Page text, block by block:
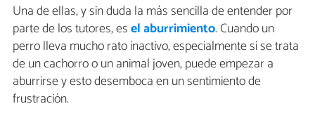
Una de ellas, y sin duda la más sencilla de entender por
parte de los tutores, esel aburrimiento. Cuando un
perro lleva mucho rato inactivo, especialmente si se trata
de un cachorro o un animal joven, puede empezar a
aburrirse y esto desemboca en un sentimiento de
frustración.